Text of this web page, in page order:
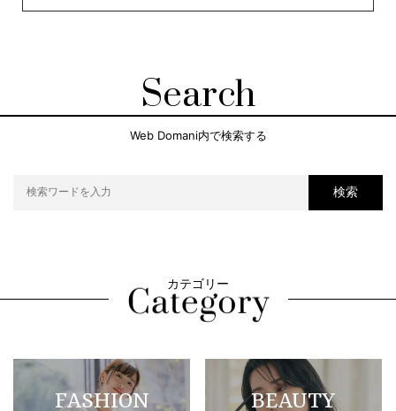
Search
Web Domani内で検索する
検索
カテゴリー
FASHION BEAUTY